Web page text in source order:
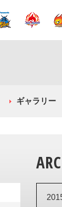
ギャラリー